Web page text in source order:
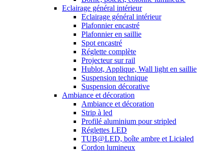
Eclairage général intérieur
Eclairage général intérieur
Plafonnier encastré
Plafonnier en saillie
Spot encastré
Réglette complète
Projecteur sur rail
Hublot, Applique, Wall light en saillie
Suspension technique
Suspension décorative
Ambiance et décoration
Ambiance et décoration
Strip à led
Profilé aluminium pour stripled
Réglettes LED
TUB@LED, boîte ambre et Licialed
Cordon lumineux